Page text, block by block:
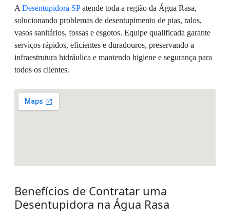
A Desentupidora SPatende toda a região da Água Rasa,
solucionando problemas de desentupimento de pias, ralos,
vasos sanitários, fossas e esgotos. Equipe qualificada garante
serviços rápidos, eficientes e duradouros, preservando a
infraestrutura hidráulica e mantendo higiene e segurança para
todos os clientes.
Benefícios de Contratar uma
Desentupidora na Água Rasa